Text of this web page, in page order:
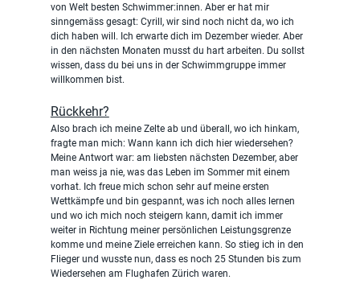
von Welt besten Schwimmer:innen. Aber er hat mir
sinngemäss gesagt: Cyrill, wir sind noch nicht da, wo ich
dich haben will. Ich erwarte dich im Dezember wieder. Aber
in den nächsten Monaten musst du hart arbeiten. Du sollst
wissen, dass du bei uns in der Schwimmgruppe immer
willkommen bist.
Rückkehr?
Also brach ich meine Zelte ab und überall, wo ich hinkam,
fragte man mich: Wann kann ich dich hier wiedersehen?
Meine Antwort war: am liebsten nächsten Dezember, aber
man weiss ja nie, was das Leben im Sommer mit einem
vorhat. Ich freue mich schon sehr auf meine ersten
Wettkämpfe und bin gespannt, was ich noch alles lernen
und wo ich mich noch steigern kann, damit ich immer
weiter in Richtung meiner persönlichen Leistungsgrenze
komme und meine Ziele erreichen kann. So stieg ich in den
Flieger und wusste nun, dass es noch 25 Stunden bis zum
Wiedersehen am Flughafen Zürich waren.